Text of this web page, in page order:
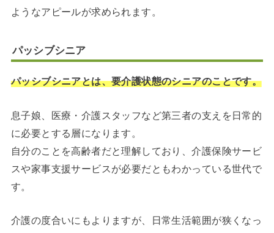
ようなアピールが求められます。
パッシブシニア
パッシブシニアとは、要介護状態のシニアのことです。
息子娘、医療・介護スタッフなど第三者の支えを日常的
に必要とする層になります。
自分のことを高齢者だと理解しており、介護保険サービ
スや家事支援サービスが必要だともわかっている世代で
す。
介護の度合いにもよりますが、日常生活範囲が狭くなっ